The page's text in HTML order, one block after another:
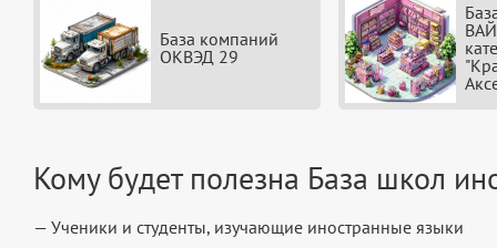
База компаний
ОКВЭД 29
Кому будет полезна База школ
— Ученики и студенты, изучающие иностранные языки